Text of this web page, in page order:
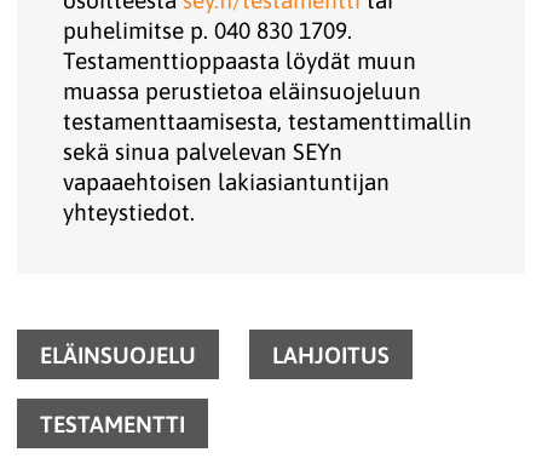
puhelimitse p. 040 830 1709.
Testamenttioppaasta löydät muun
muassa perustietoa eläinsuojeluun
testamenttaamisesta, testamenttimallin
sekä sinua palvelevan SEYn
vapaaehtoisen lakiasiantuntijan
yhteystiedot.
ELÄINSUOJELU LAHJOITUS
TESTAMENTTI